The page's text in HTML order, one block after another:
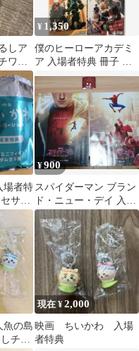
しア
ワ
¥ 1,350
僕のヒーローアカデミ
ア 入場者特典 冊子 色
紙 セット
場者特
サリ
¥900
スパイダーマン ブラン
ド・ニュー・デイ 入場
者特典バッチ＋チラシ2
種
魚の島
チャ
現在 ¥2,000
映画 ちいかわ 入場
者特典